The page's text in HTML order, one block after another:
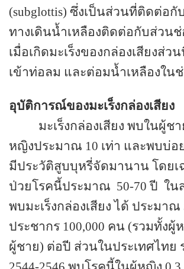
(subglottis) ซึ่งเป็นส่วนที่ติดต่อกั
ทางเดินน้ำเหลืองติดต่อกับส่วน
เมื่อเกิดมะเร็งของกล่องเสียงส่ว
เข้าท่อลม และต่อมน้ำเหลืองใน
อุบัติการณ์ของมะเร็งกล่องเสียง
มะเร็งกล่องเสียง พบในผู้ช
หญิงประมาณ 10 เท่า และพบบ่อ
มีประวัติสูบบุหรี่จัดมานาน โดยเ
ป่วยโรคนี้ประมาณ 50-70ปี ใน
พบมะเร็งกล่องเสียง ได้ ประมาณ
ประชากร 100,000 คน (รวมทั้งผู้
ผู้ชาย) ต่อปี ส่วนในประเทศไทย